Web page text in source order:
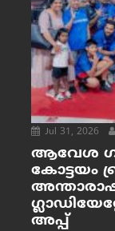
Jul 31, 2026
ആവേശ
കോട്ടയം
അപ്പ്